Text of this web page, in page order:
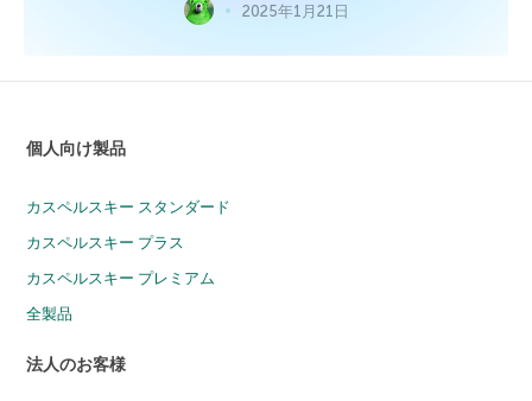
2025年1月21日
個人向け製品
カスペルスキー スタンダード
カスペルスキー プラス
カスペルスキー プレミアム
全製品
法人のお客様